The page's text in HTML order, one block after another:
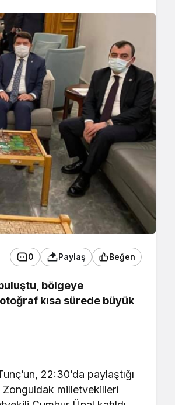
0 Paylaş Beğen
bölgeye
kısa sürede büyük
22:30’da paylaştığı
milletvekilleri
Ankara’dan İnkumu’na
tatile gelmişti!
Kurtarılamadı